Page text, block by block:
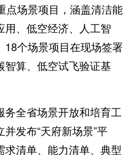
点场景项目，涵盖清洁能
、低空经济、人工智
18个场景项目在现场签署
算、低空试飞验证基
全省场景开放和培育工
发布“天府新场景”平
清单、能力清单、典型